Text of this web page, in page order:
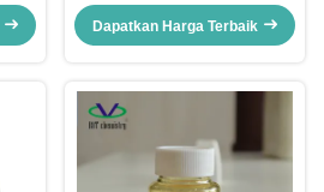
Granular
Dapatkan Harga Terbaik